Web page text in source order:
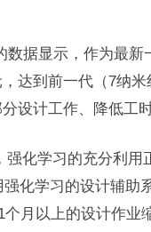
据显示，作为最
达到前一代（7纳
设计工作、降低工
强化学习的充分利用
化学习的设计辅助
月以上的设计作业